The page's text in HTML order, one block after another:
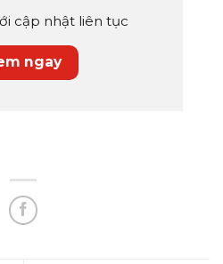
cập nhật liên tục
ngay